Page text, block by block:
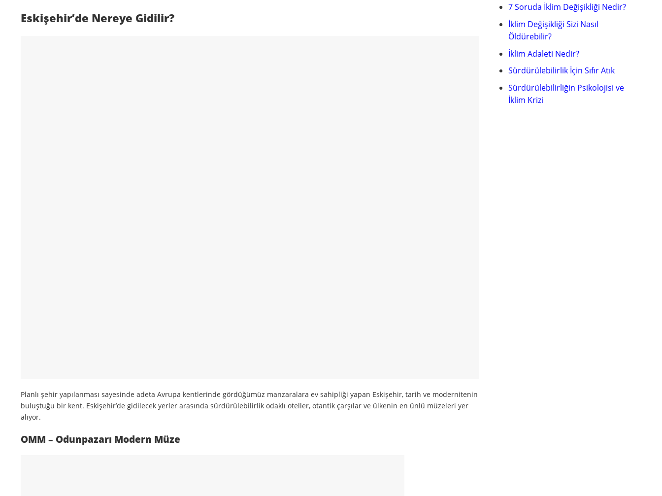
Eskişehir’de Nereye Gidilir?
Planlı şehir yapılanması sayesinde adeta Avrupa kentlerinde gördüğümüz manzaralara ev sahipliği yapan Eskişehir, tarih ve modernitenin
buluştuğu bir kent. Eskişehir’de gidilecek yerler arasında sürdürülebilirlik odaklı oteller, otantik çarşılar ve ülkenin en ünlü müzeleri yer
alıyor.
OMM – Odunpazarı Modern Müze
7 Soruda İklim Değişikliği Nedir?
İklim Değişikliği Sizi Nasıl
Öldürebilir?
İklim Adaleti Nedir?
Sürdürülebilirlik İçin Sıfır Atık
Sürdürülebilirliğin Psikolojisi ve
İklim Krizi